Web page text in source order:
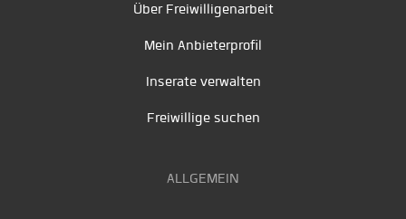
Über Freiwilligenarbeit
Mein Anbieterprofil
Inserate verwalten
Freiwillige suchen
ALLGEMEIN